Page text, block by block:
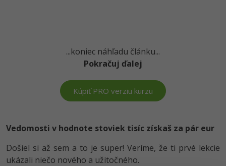
Windows...koniec náhľadu článku...
Pokračuj ďalej
Kúpiť PRO verziu kurzu
Vedomosti v hodnote stoviek tisíc získaš za pár eur
Došiel si až sem a to je super! Veríme, že ti prvé lekcie
ukázali niečo nového a užitočného.